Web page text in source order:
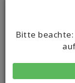
Bitte
Access Bars